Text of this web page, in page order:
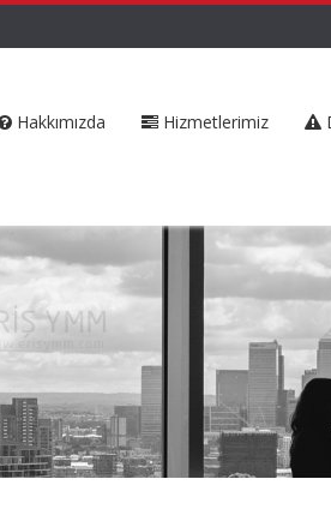
Hakkımızda Hizmetlerimiz